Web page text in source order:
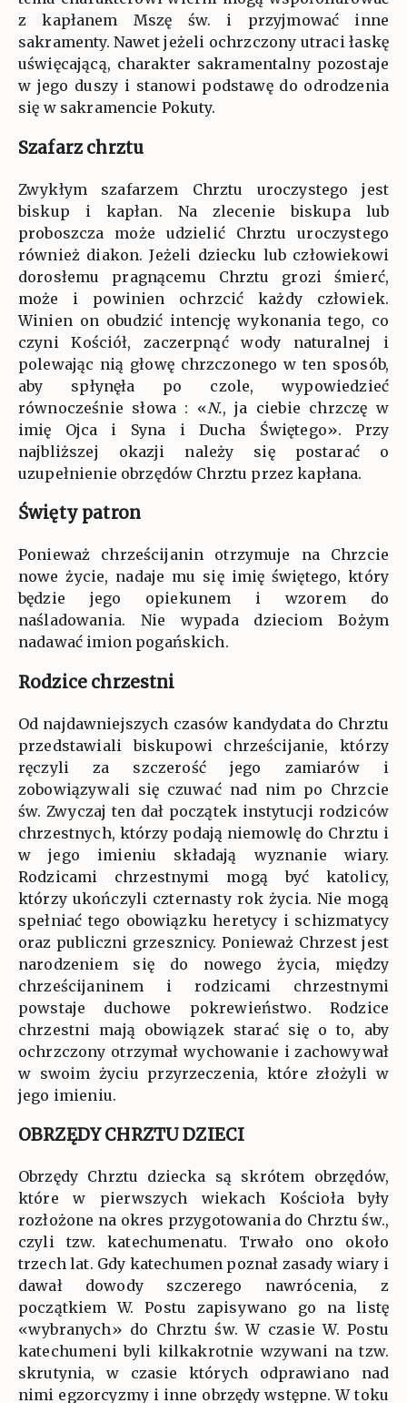
z kapłanem Mszę św. i przyjmować inne
sakramenty. Nawet jeżeli ochrzczony utraci łaskę
uświęcającą, charakter sakramentalny pozostaje
w jego duszy i stanowi podstawę do odrodzenia
się w sakramencie Pokuty.
Szafarz chrztu
Zwykłym szafarzem Chrztu uroczystego jest
biskup i kapłan. Na zlecenie biskupa lub
proboszcza może udzielić Chrztu uroczystego
również diakon. Jeżeli dziecku lub człowiekowi
dorosłemu pragnącemu Chrztu grozi śmierć,
może i powinien ochrzcić każdy człowiek.
Winien on obudzić intencję wykonania tego, co
czyni Kościół, zaczerpnąć wody naturalnej i
polewając nią głowę chrzczonego w ten sposób,
aby spłynęła po czole, wypowiedzieć
równocześnie słowa : «N., ja ciebie chrzczę w
imię Ojca i Syna i Ducha Świętego». Przy
najbliższej okazji należy się postarać o
uzupełnienie obrzędów Chrztu przez kapłana.
Święty patron
Ponieważ chrześcijanin otrzymuje na Chrzcie
nowe życie, nadaje mu się imię świętego, który
będzie jego opiekunem i wzorem do
naśladowania. Nie wypada dzieciom Bożym
nadawać imion pogańskich.
Rodzice chrzestni
Od najdawniejszych czasów kandydata do Chrztu
przedstawiali biskupowi chrześcijanie, którzy
ręczyli za szczerość jego zamiarów i
zobowiązywali się czuwać nad nim po Chrzcie
św. Zwyczaj ten dał początek instytucji rodziców
chrzestnych, którzy podają niemowlę do Chrztu i
w jego imieniu składają wyznanie wiary.
Rodzicami chrzestnymi mogą być katolicy,
którzy ukończyli czternasty rok życia. Nie mogą
spełniać tego obowiązku heretycy i schizmatycy
oraz publiczni grzesznicy. Ponieważ Chrzest jest
narodzeniem się do nowego życia, między
chrześcijaninem i rodzicami chrzestnymi
powstaje duchowe pokrewieństwo. Rodzice
chrzestni mają obowiązek starać się o to, aby
ochrzczony otrzymał wychowanie i zachowywał
w swoim życiu przyrzeczenia, które złożyli w
jego imieniu.
OBRZĘDY CHRZTU DZIECI
Obrzędy Chrztu dziecka są skrótem obrzędów,
które w pierwszych wiekach Kościoła były
rozłożone na okres przygotowania do Chrztu św.,
czyli tzw. katechumenatu. Trwało ono około
trzech lat. Gdy katechumen poznał zasady wiary i
dawał dowody szczerego nawrócenia, z
początkiem W. Postu zapisywano go na listę
«wybranych» do Chrztu św. W czasie W. Postu
katechumeni byli kilkakrotnie wzywani na tzw.
skrutynia, w czasie których odprawiano nad
nimi egzorcyzmy i inne obrzędy wstępne. W toku